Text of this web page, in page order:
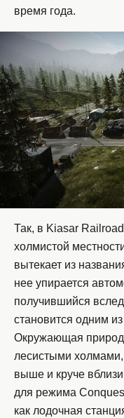
время года.
Так, в Kiasar
холмистой
вытекает из
нее упирается
получившийся
становится одним из
Окружающая
лесистыми
выше и круче
для режима
как лодочная